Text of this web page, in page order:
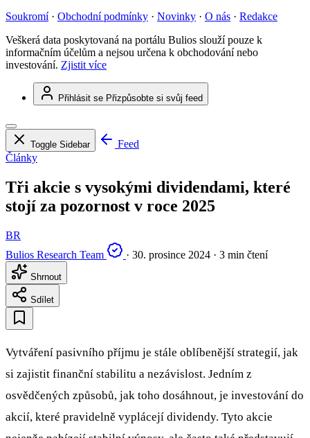
Soukromí · Obchodní podmínky · Novinky · O nás · Redakce
Veškerá data poskytovaná na portálu Bulios slouží pouze k
informačním účelům a nejsou určena k obchodování nebo
investování. Zjistit více
Přihlásit se Přizpůsobte si svůj feed
Toggle Sidebar
Feed
Články
Tři akcie s vysokými dividendami, které
stojí za pozornost v roce 2025
BR
Bulios Research Team
· 30. prosince 2024 · 3 min čtení
Shrnout
Sdílet
Vytváření pasivního příjmu je stále oblíbenější strategií, jak
si zajistit finanční stabilitu a nezávislost. Jedním z
osvědčených způsobů, jak toho dosáhnout, je investování do
akcií, které pravidelně vyplácejí dividendy. Tyto akcie